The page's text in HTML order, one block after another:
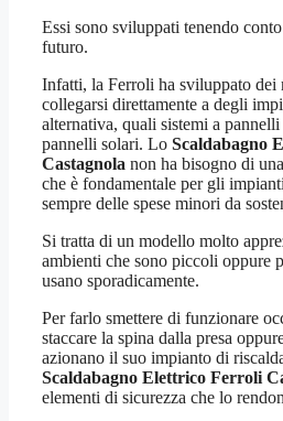
Essi sono sviluppati tenendo
futuro.
Infatti, la Ferroli ha sviluppato dei
collegarsi direttamente a degli
alternativa, quali sistemi a
pannelli solari. Lo Scaldabagno
Castagnola non ha bisogno di
che è fondamentale per gli
sempre delle spese minori da
Si tratta di un modello molto
ambienti che sono piccoli oppure
usano sporadicamente.
Per farlo smettere di funzionare
staccare la spina dalla presa
azionano il suo impianto di
Scaldabagno Elettrico Ferroli
elementi di sicurezza che lo